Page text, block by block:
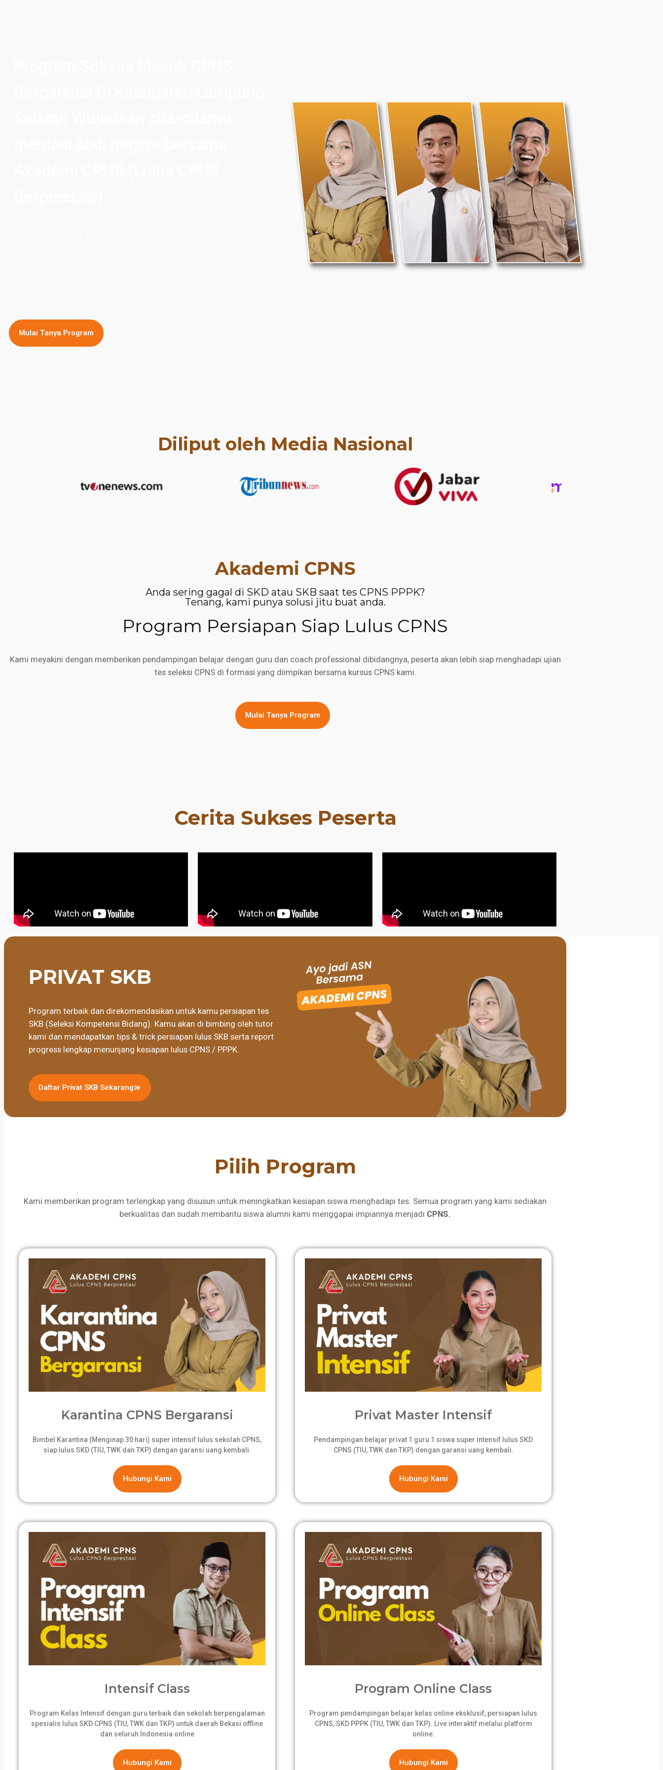
Mulai Tanya Program
Diliput oleh Media Nasional
Akademi CPNS
Anda sering gagal di SKD atau SKB saat tes CPNS PPPK?
Tenang, kami punya solusi jitu buat anda.
Program Persiapan Siap Lulus CPNS
Kami meyakini dengan memberikan pendampingan belajar dengan guru dan coach professional dibidangnya, peserta akan lebih siap menghadapi ujian
tes seleksi CPNS di formasi yang diimpikan bersama kursus CPNS kami.
Mulai Tanya Program
Cerita Sukses Peserta
PRIVAT SKB
Program terbaik dan direkomendasikan untuk kamu persiapan tes
SKB (Seleksi Kompetensi Bidang). Kamu akan di bimbing oleh tutor
kami dan mendapatkan tips & trick persiapan lulus SKB serta report
progress lengkap menunjang kesiapan lulus CPNS / PPPK.
Daftar Privat SKB Sekarang
Pilih Program
Kami memberikan program terlengkap yang disusun untuk meningkatkan kesiapan siswa menghadapi tes. Semua program yang kami sediakan
berkualitas dan sudah membantu siswa alumni kami menggapai impiannya menjadi CPNS.
Karantina CPNS Bergaransi
Bimbel Karantina (Menginap 30 hari) super intensif lulus sekolah CPNS,
siap lulus SKD (TIU, TWK dan TKP) dengan garansi uang kembali.
Hubungi Kami
Privat Master Intensif
Pendampingan belajar privat 1 guru 1 siswa super intensif lulus SKD
CPNS (TIU, TWK dan TKP) dengan garansi uang kembali.
Hubungi Kami
Intensif Class
Program Kelas Intensif dengan guru terbaik dan sekolah berpengalaman
spesialis lulus SKD CPNS (TIU, TWK dan TKP) untuk daerah Bekasi offline
dan seluruh Indonesia online
Hubungi Kami
Program Online Class
Program pendampingan belajar kelas online eksklusif, persiapan lulus
CPNS, SKD PPPK (TIU, TWK dan TKP). Live interaktif melalui platform
online.
Hubungi Kami